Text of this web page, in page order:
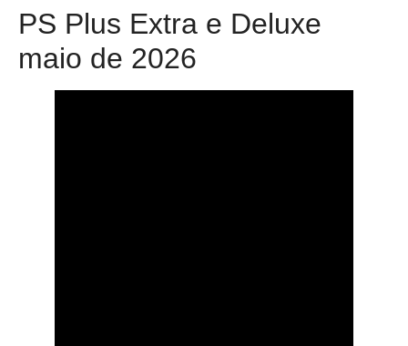
PS Plus Extra e Deluxe
maio de 2026